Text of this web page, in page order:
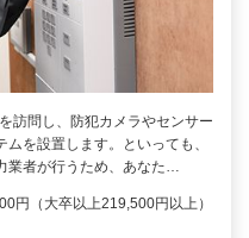
訪問し、防犯カメラやセンサー
を設置します。といっても、
業者が行うため、あなた…
円（大卒以上219,500円以上）